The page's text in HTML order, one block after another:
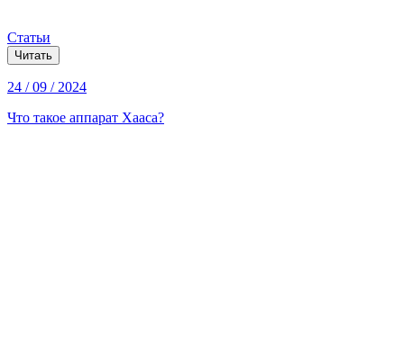
Статьи
Читать
24 / 09 / 2024
Что такое аппарат Хааса?